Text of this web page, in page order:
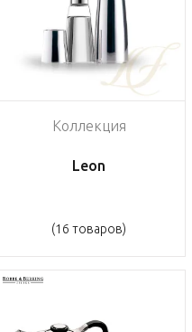
Коллекция
Leon
(16 товаров)